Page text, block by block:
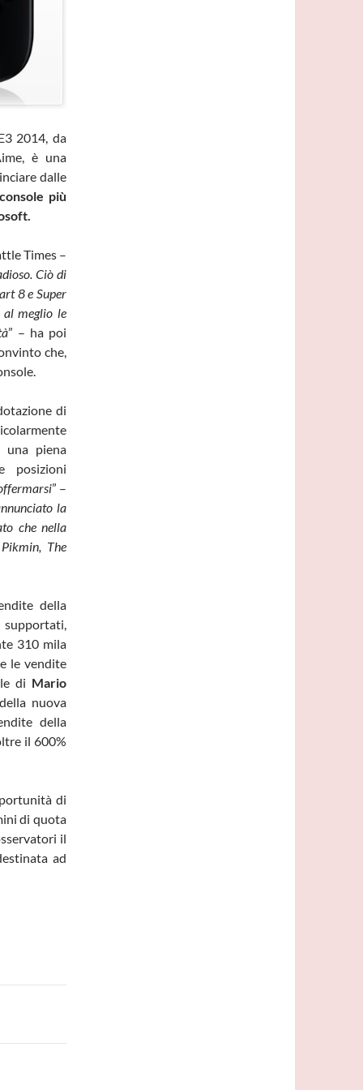
2014, da
è una
dalle
più
Times –
Ciò di
8 e Super
al meglio le
” – ha poi
che,
di
una piena
posizioni
” –
la
che nella
The
della
supportati,
310 mila
le vendite
di Mario
nuova
della
il 600%
di
di quota
il
ad